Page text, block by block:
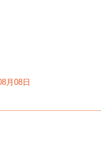
月08日